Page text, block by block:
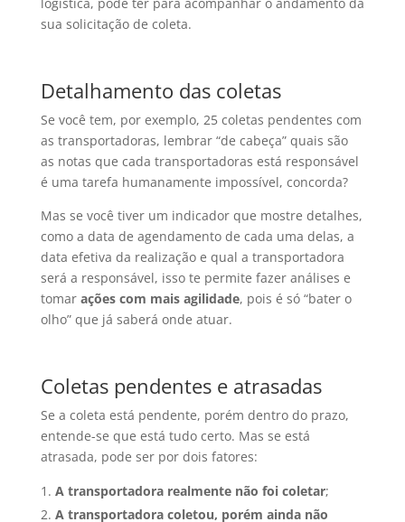
sua solicitação de coleta.
Detalhamento das coletas
Se você tem, por exemplo, 25 coletas pendentes com
as transportadoras, lembrar “de cabeça” quais são
as notas que cada transportadoras está responsável
é uma tarefa humanamente impossível, concorda?
Mas se você tiver um indicador que mostre detalhes,
como a data de agendamento de cada uma delas, a
data efetiva da realização e qual a transportadora
será a responsável, isso te permite fazer análises e
tomar ações com mais agilidade, pois é só “bater o
olho” que já saberá onde atuar.
Coletas pendentes e atrasadas
Se a coleta está pendente, porém dentro do prazo,
entende-se que está tudo certo. Mas se está
atrasada, pode ser por dois fatores:
A transportadora realmente não foi coletar;
A transportadora coletou, porém ainda não